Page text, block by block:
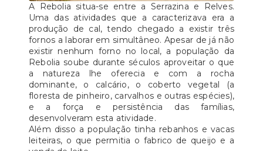
A Rebolia situa-se entre a Serrazina e Relves.
Uma das atividades que a caracterizava era a
produção de cal, tendo chegado a existir três
fornos a laborar em simultâneo. Apesar de já não
existir nenhum forno no local, a população da
Rebolia soube durante séculos aproveitar o que
a natureza lhe oferecia e com a rocha
dominante, o calcário, o coberto vegetal (a
floresta de pinheiro, carvalhos e outras espécies),
e a força e persistência das famílias,
desenvolveram esta atividade.
Além disso a população tinha rebanhos e vacas
leiteiras, o que permitia o fabrico de queijo e a